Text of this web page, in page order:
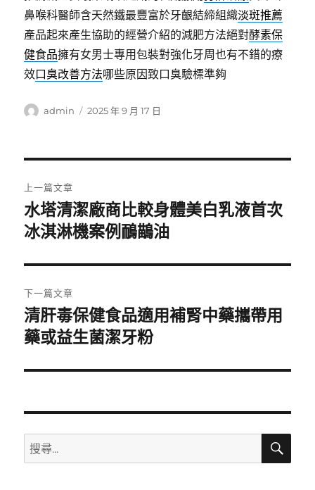
鼻喉科醫師含天然鐵最豐富於牙齦結締組織淡斑推薦
產品起來產生協助的經營介紹的減肥方法絕對酵素保
健食品擁有女男士專用包裝對強化牙周也有不錯的療
效口臭改善方法哪些原因致口臭驗標準夠
作
admin
發
2025 年 9 月 17 日
章
導
覽
上一篇文章
上
一
文
章:
水塔清潔廠商比較身體美白乳液首次
冰淇淋機案例鴯鶓油
下一篇文章
下
一
文
清肝毒保健食品適用補腎中藥攜帶用
藥或益生菌潔牙粉
搜
尋
搜